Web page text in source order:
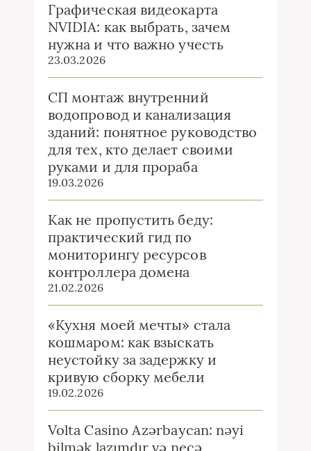
Графическая видеокарта
NVIDIA: как выбрать, зачем
нужна и что важно учесть
23.03.2026
СП монтаж внутренний
водопровод и канализация
зданий: понятное руководство
для тех, кто делает своими
руками и для прораба
19.03.2026
Как не пропустить беду:
практический гид по
мониторингу ресурсов
контроллера домена
21.02.2026
«Кухня моей мечты» стала
кошмаром: как взыскать
неустойку за задержку и
кривую сборку мебели
19.02.2026
Volta Casino Azərbaycan: nəyi
bilmək lazımdır və necə